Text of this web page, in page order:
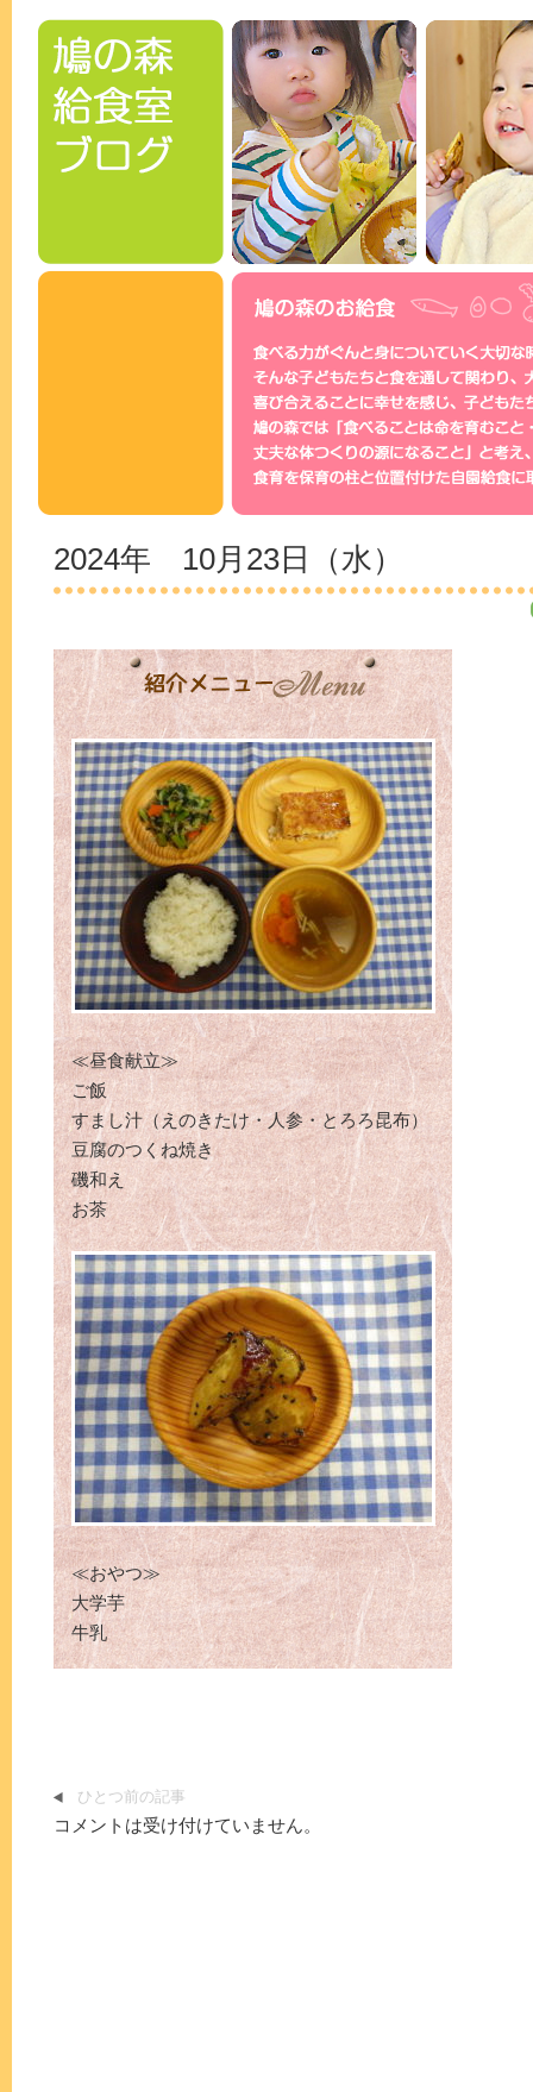
2024年 10月23日（水）
≪昼食献立≫
ご飯
すまし汁（えのきたけ・人参・とろろ昆布）
豆腐のつくね焼き
磯和え
お茶
≪おやつ≫
大学芋
牛乳
ひとつ前の記事
コメントは受け付けていません。